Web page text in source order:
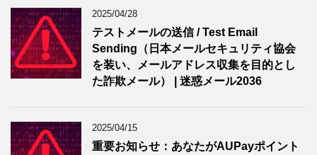
2025/04/28
テストメールの送信 / Test Email
Sending（日本メールセキュリティ協会
を装い、メールアドレス収集を目的とし
た詐欺メール） | 迷惑メール2036
2025/04/15
重要お知らせ：あなたがAUPayポイント